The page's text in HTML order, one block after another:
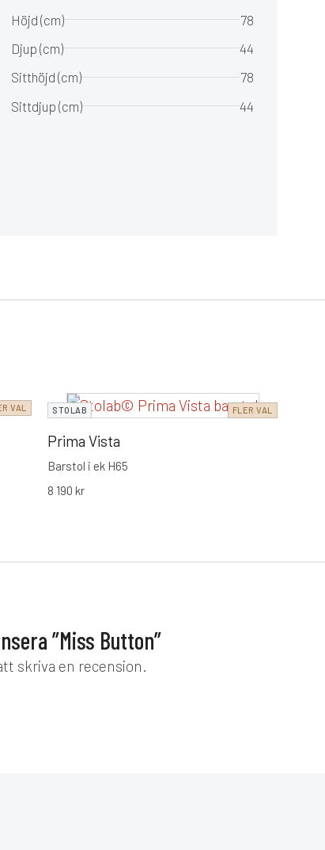
Höjd (cm)
78
Djup (cm)
44
Sitthöjd (cm)
78
Sittdjup (cm)
44
VAL STOLAB FLER VAL
Prima Vista
Barstol i ek H65
8 190 kr
”Miss Button”
skriva en recension.